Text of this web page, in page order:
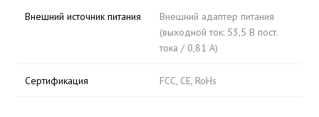
Внешний источник питания
Внешний адаптер питания
(выходной ток: 53,5 В пост.
тока / 0,81 А)
Сертификация FCC, CE, RoHs